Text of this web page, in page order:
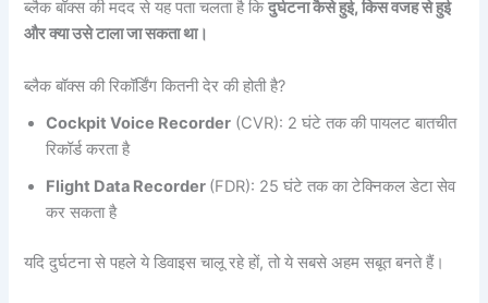
ब्लैक बॉक्स की मदद से यह पता चलता है किदुर्घटना कैसे हुई, किस वजह से हुई
और क्या उसे टाला जा सकता था।
ब्लैक बॉक्स की रिकॉर्डिंग कितनी देर की होती है?
Cockpit Voice Recorder (CVR): 2 घंटे तक की पायलट बातचीत
रिकॉर्ड करता है
Flight Data Recorder (FDR): 25 घंटे तक का टेक्निकल डेटा सेव
कर सकता है
यदि दुर्घटना से पहले ये डिवाइस चालू रहे हों, तो ये सबसे अहम सबूत बनते हैं।